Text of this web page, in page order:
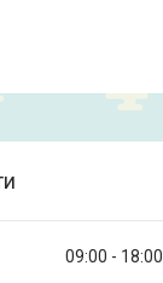
09:00
18:00